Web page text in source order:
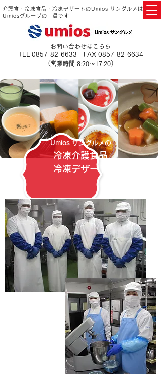
介護食・冷凍食品・冷凍デザートのUmios サングルメは
Umiosグループの一員です
お問い合わせはこちら
TEL 0857-82-6633 FAX 0857-82-6634
（営業時間 8:20～17:20）
Umios サングルメの
冷凍介護食品
冷凍デザート